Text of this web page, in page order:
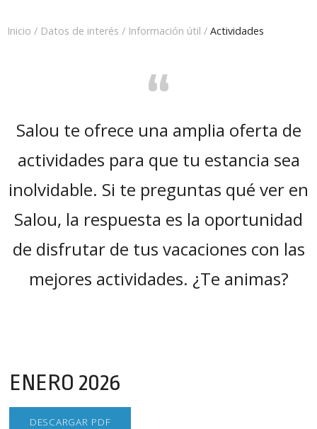
Inicio / Datos de interés / Información útil / Actividades
“
Salou te ofrece una amplia oferta de
actividades para que tu estancia sea
inolvidable. Si te preguntas qué ver en
Salou, la respuesta es la oportunidad
de disfrutar de tus vacaciones con las
mejores actividades. ¿Te animas?
ENERO 2026
DESCARGAR PDF